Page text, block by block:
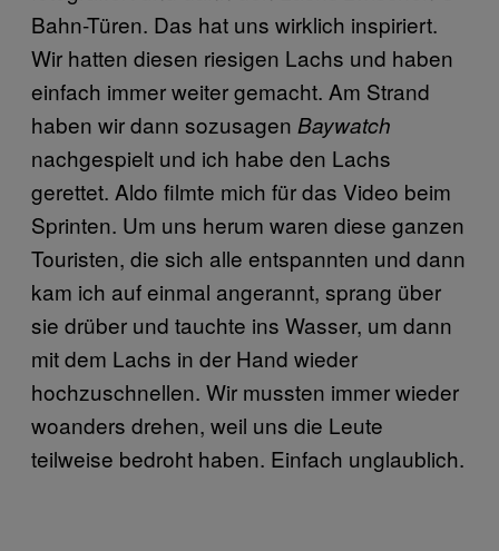
Bahn-Türen. Das hat uns wirklich inspiriert.
Wir hatten diesen riesigen Lachs und haben
einfach immer weiter gemacht. Am Strand
haben wir dann sozusagen Baywatch
nachgespielt und ich habe den Lachs
gerettet. Aldo filmte mich für das Video beim
Sprinten. Um uns herum waren diese ganzen
Touristen, die sich alle entspannten und dann
kam ich auf einmal angerannt, sprang über
sie drüber und tauchte ins Wasser, um dann
mit dem Lachs in der Hand wieder
hochzuschnellen. Wir mussten immer wieder
woanders drehen, weil uns die Leute
teilweise bedroht haben. Einfach unglaublich.